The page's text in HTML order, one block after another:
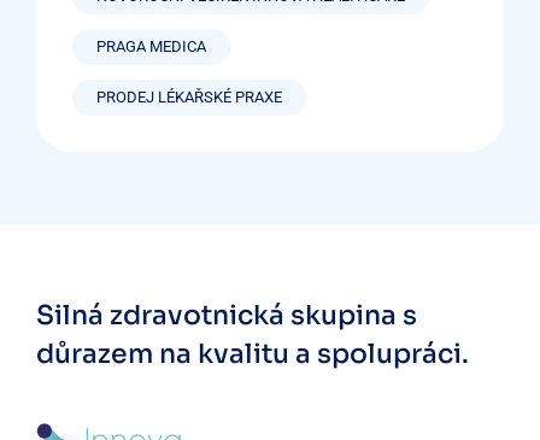
PRAGA MEDICA
PRODEJ LÉKAŘSKÉ PRAXE
Silná zdravotnická skupina s
důrazem na kvalitu a spolupráci.